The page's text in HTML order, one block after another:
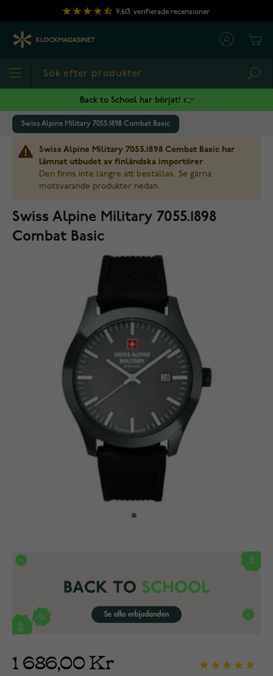
Hoppa till innehållet
9,613 verifierade recensioner
Back to School har börjat! 👉
Swiss Alpine Military 7055.1898 Combat Basic
Swiss Alpine Military 7055.1898 Combat Basic har
lämnat utbudet av finländska importörer
Den finns inte längre att beställas. Se gärna
motsvarande produkter nedan.
Swiss Alpine Military 7055.1898
Combat Basic
1 686,00 Kr